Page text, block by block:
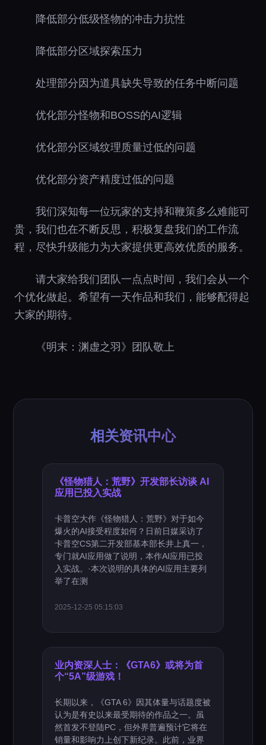
降低部分低级怪物的冲击力抗性
降低部分区域探索压力
处理部分因为道具缺失导致的任务中断问题
优化部分怪物和BOSS的AI逻辑
优化部分区域纹理质量过低的问题
优化部分资产精度过低的问题
我们深知每一位玩家的支持和鞭策多么难能可
贵，我们也在不断反思，积极复盘我们的工作流
程，尽快升级能力为大家提供更高效优质的服务。
请大家给我们团队一点点时间，我们会从一个
个优化做起。希望有一天作品和我们，能够配得起
大家的期待。
《明末：渊虚之羽》团队敬上
相关资讯中心
《怪物猎人：荒野》开发部长访谈 AI
应用已投入实战
卡普空大作《怪物猎人：荒野》对于如今
爆火的AI接受程度如何？日前日媒采访了
卡普空CS第二开发部基本部长井上真一，
专门就AI应用做了说明，本作AI应用已投
入实战。·本次说明的具体的AI应用主要列
举了在测
2025-12-25 05:15:03
业内资深人士：《GTA6》或将为首
个“5A”级游戏！
长期以来，《GTA 6》因其体量与话题度被
认为是有史以来最受期待的作品之一。虽
然首发不登陆PC，但外界普遍预计它将在
销量和影响力上创下新纪录。此前，业界